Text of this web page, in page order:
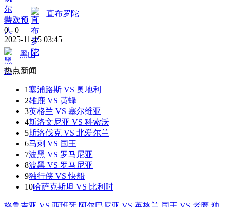
世欧预
直布罗陀
0 - 0
2025-11-15 03:45
黑山
热点新闻
1塞浦路斯 VS 奥地利
2雄鹿 VS 黄蜂
3英格兰 VS 塞尔维亚
4斯洛文尼亚 VS 科索沃
5斯洛伐克 VS 北爱尔兰
6马刺 VS 国王
7波黑 VS 罗马尼亚
8波黑 VS 罗马尼亚
9独行侠 VS 快船
10哈萨克斯坦 VS 比利时